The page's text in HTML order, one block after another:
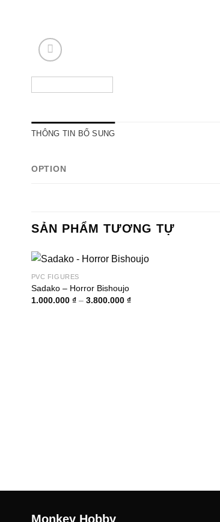
THÔNG TIN BỔ SUNG
OPTION
SẢN PHẨM TƯƠNG TỰ
PVC FIGURES
Sadako – Horror Bishoujo
1.000.000 ₫ – 3.800.000 ₫Khoảng
Monkey Hobby